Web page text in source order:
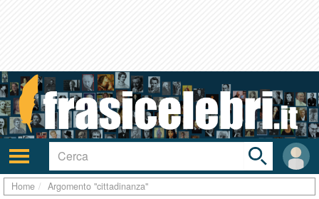
Attiva/disattiva
navigazione
User
area
Toggle
search
bar
Home Argomento "cittadinanza"